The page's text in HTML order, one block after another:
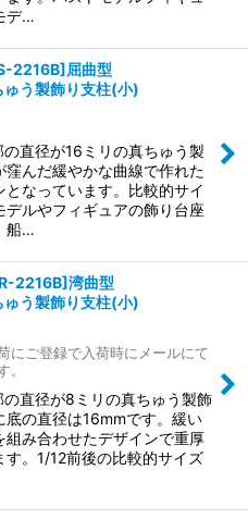
デ…
2216B]屈曲型
う製飾り支柱(小)
直径が16ミリの真ちゅう製
窪んだ緩やかな曲線で作れた
となっています。比較的サイ
デルやフィギュアの飾り台座
船…
2216B]湾曲型
う製飾り支柱(小)
にご登録で入荷時にメールにて
。
直径が8ミリの真ちゅう製飾
底の直径は16mmです。緩い
組み合わせたデザインで重厚
す。1/12前後の比較的サイズ